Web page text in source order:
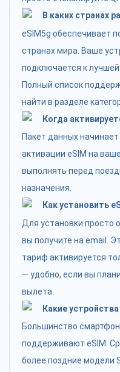
В каких странах
eSIM5g обеспечивает
странах мира. Ваше
подключается к лучшей
Полный список
найти в разделе
Когда
Пакет данных
активации eSIM на
выполнять перед
назначения.
Как установить
Для установки просто
вы получите на email.
тариф активируется
— удобно, если вы
вылета.
Какие
Большинство
поддерживают eSIM.
более поздние модели